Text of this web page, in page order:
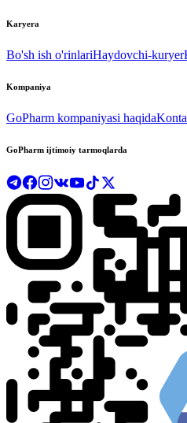
Karyera
Bo'sh ish o'rinlariHaydovchi-kuryer
Kompaniya
GoPharm kompaniyasi haqida
GoPharm ijtimoiy tarmoqlarda